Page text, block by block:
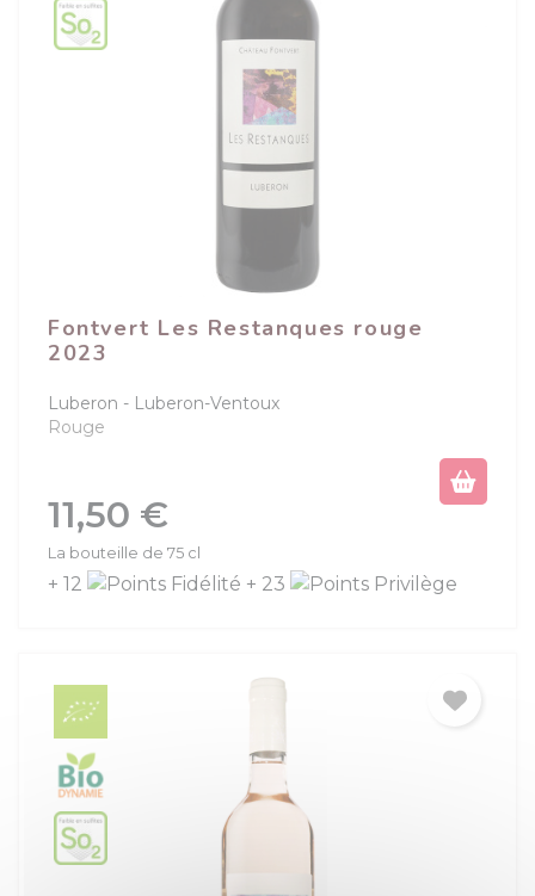
Fontvert Les Restanques rouge
2023
Luberon
Luberon-Ventoux
Rouge
Prix
11,50 €
La bouteille de 75 cl
+ 12 + 23